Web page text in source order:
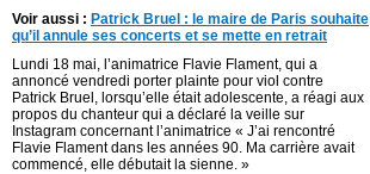
Voir aussi : Patrick Bruel : le maire de Paris souhaite
qu’il annule ses concerts et se mette en retrait
Lundi 18 mai, l’animatrice Flavie Flament, qui a
annoncé vendredi porter plainte pour viol contre
Patrick Bruel, lorsqu’elle était adolescente, a réagi aux
propos du chanteur qui a déclaré la veille sur
Instagram concernant l’animatrice « J’ai rencontré
Flavie Flament dans les années 90. Ma carrière avait
commencé, elle débutait la sienne. »